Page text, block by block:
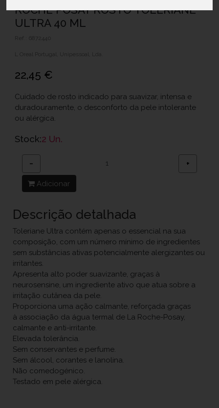
ROCHE POSAY ROSTO TOLERIANE
ULTRA 40 ML
Ref.: 6872440
L Oreal Portugal, Unipessoal, Lda.
22,45 €
Cuidado de rosto indicado para suavizar, intensa e
duradouramente, o desconforto da pele intolerante
ou alérgica.
Stock:2 Un.
− +
Adicionar
Descrição detalhada
Toleriane Ultra contém apenas o essencial na sua
composição, com um número mínimo de ingredientes
sem substâncias ativas potencialmente alergizantes ou
irritantes.
Apresenta alto poder suavizante, graças à
neurosensine, um ingrediente ativo que atua sobre a
irritação cutânea da pele.
Proporciona uma ação calmante, reforçada graças
à associação da água termal de La Roche-Posay,
calmante e anti-irritante.
Elevada tolerância.
Sem conservantes e perfume.
Sem álcool, corantes e lanolina.
Não comedogénico.
Testado em pele alérgica.